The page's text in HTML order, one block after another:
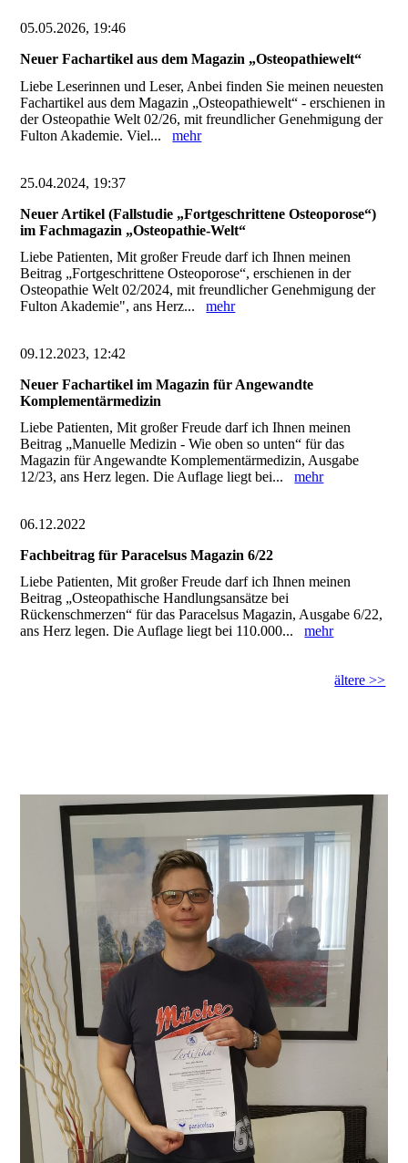
05.05.2026, 19:46
Neuer Fachartikel aus dem Magazin „Osteopathiewelt“
Liebe Leserinnen und Leser, Anbei finden Sie meinen neuesten
Fachartikel aus dem Magazin „Osteopathiewelt“ - erschienen in
der Osteopathie Welt 02/26, mit freundlicher Genehmigung der
Fulton Akademie. Viel...mehr
25.04.2024, 19:37
Neuer Artikel (Fallstudie „Fortgeschrittene Osteoporose“)
im Fachmagazin „Osteopathie-Welt“
Liebe Patienten, Mit großer Freude darf ich Ihnen meinen
Beitrag „Fortgeschrittene Osteoporose“, erschienen in der
Osteopathie Welt 02/2024, mit freundlicher Genehmigung der
Fulton Akademie", ans Herz...mehr
09.12.2023, 12:42
Neuer Fachartikel im Magazin für Angewandte
Komplementärmedizin
Liebe Patienten, Mit großer Freude darf ich Ihnen meinen
Beitrag „Manuelle Medizin - Wie oben so unten“ für das
Magazin für Angewandte Komplementärmedizin, Ausgabe
12/23, ans Herz legen. Die Auflage liegt bei...mehr
06.12.2022
Fachbeitrag für Paracelsus Magazin 6/22
Liebe Patienten, Mit großer Freude darf ich Ihnen meinen
Beitrag „Osteopathische Handlungsansätze bei
Rückenschmerzen“ für das Paracelsus Magazin, Ausgabe 6/22,
ans Herz legen. Die Auflage liegt bei 110.000...mehr
ältere >>